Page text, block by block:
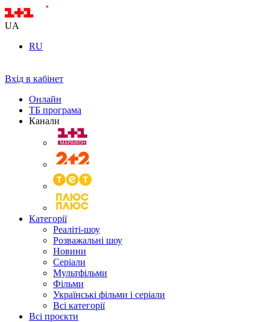
UA
RU
Вхід в кабінет
Онлайн
ТБ програма
Канали
Категорії
Реаліті-шоу
Розважальні шоу
Новини
Серіали
Мультфільми
Фільми
Українські фільми і серіали
Всі категорії
Всі проєкти